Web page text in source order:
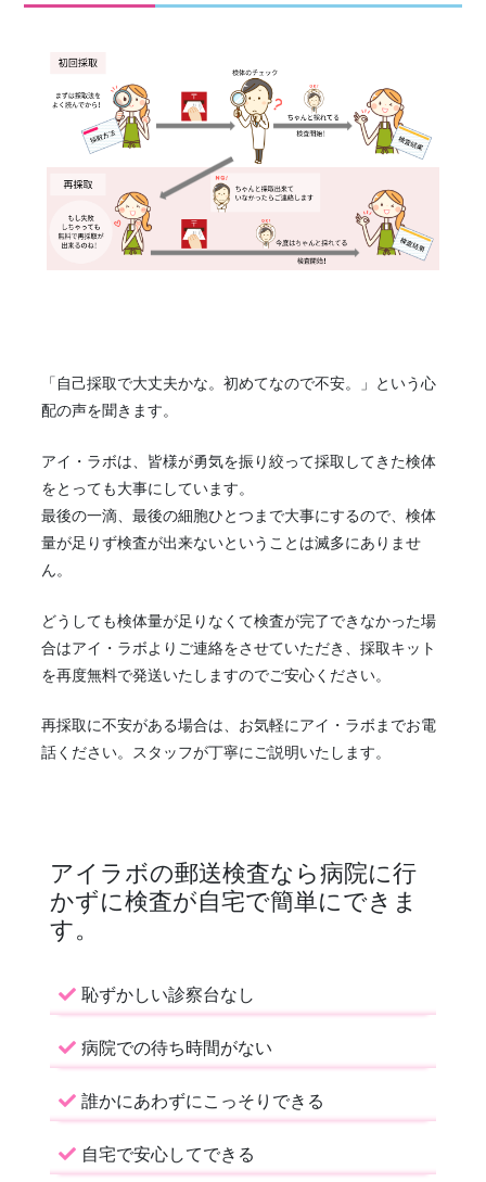
「自己採取で大丈夫かな。初めてなので不安。」という心
配の声を聞きます。
アイ・ラボは、皆様が勇気を振り絞って採取してきた検体
をとっても大事にしています。
最後の一滴、最後の細胞ひとつまで大事にするので、検体
量が足りず検査が出来ないということは滅多にありませ
ん。
どうしても検体量が足りなくて検査が完了できなかった場
合はアイ・ラボよりご連絡をさせていただき、採取キット
を再度無料で発送いたしますのでご安心ください。
再採取に不安がある場合は、お気軽にアイ・ラボまでお電
話ください。スタッフが丁寧にご説明いたします。
アイラボの郵送検査なら病院に行
かずに検査が自宅で簡単にできま
す。
恥ずかしい診察台なし
病院での待ち時間がない
誰かにあわずにこっそりできる
自宅で安心してできる